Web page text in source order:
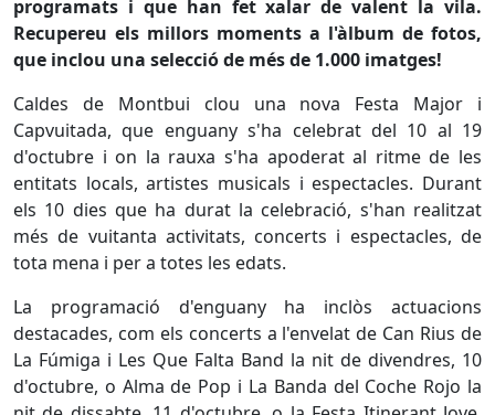
programats i que han fet xalar de valent la vila.
Recupereu els millors moments a l'àlbum de fotos,
que inclou una selecció de més de 1.000 imatges!
Caldes de Montbui clou una nova Festa Major i
Capvuitada, que enguany s'ha celebrat del 10 al 19
d'octubre i on la rauxa s'ha apoderat al ritme de les
entitats locals, artistes musicals i espectacles. Durant
els 10 dies que ha durat la celebració, s'han realitzat
més de vuitanta activitats, concerts i espectacles, de
tota mena i per a totes les edats.
La programació d'enguany ha inclòs actuacions
destacades, com els concerts a l'envelat de Can Rius de
La Fúmiga i Les Que Falta Band la nit de divendres, 10
d'octubre, o Alma de Pop i La Banda del Coche Rojo la